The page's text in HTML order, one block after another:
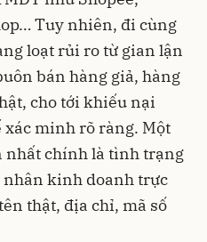
Tuy nhiên, đi cùng
loạt rủi ro từ gian lận
bán hàng giả, hàng
cho tới khiếu nại
xác minh rõ ràng. Một
nhất chính là tình trạng
nhân kinh doanh trực
thật, địa chỉ, mã số